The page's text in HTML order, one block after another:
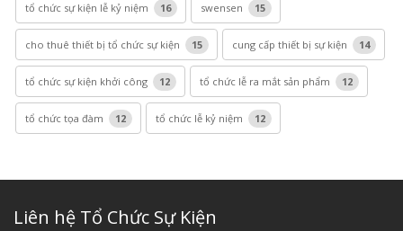
tổ chức sự kiện lễ kỷ niệm 16 swensen 15
cho thuê thiết bị tổ chức sự kiện 15 cung cấp thiết bị sự kiện 14
tổ chức sự kiện khởi công 12 tổ chức lễ ra mắt sản phẩm 12
tổ chức tọa đàm 12 tổ chức lễ kỷ niệm 12
Liên hệ Tổ Chức Sự Kiện